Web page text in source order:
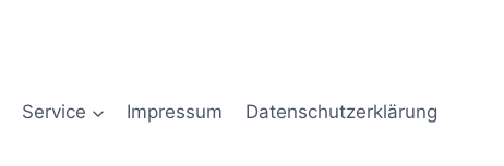
Service Impressum Datenschutzerklärung